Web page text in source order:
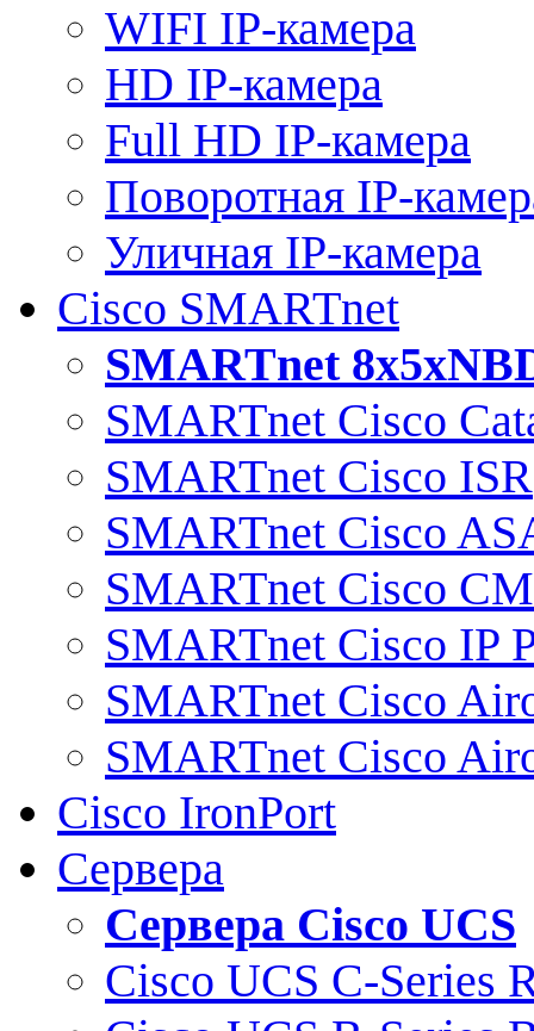
WIFI IP-камера
HD IP-камера
Full HD IP-камера
Поворотная IP-
Уличная IP-камера
Cisco SMARTnet
SMARTnet
SMARTnet Cisco
SMARTnet Cisco ISR
SMARTnet Cisco
SMARTnet Cisco
SMARTnet Cisco IP
SMARTnet Cisco
SMARTnet Cisco
Cisco IronPort
Сервера
Сервера Cisco UCS
Cisco UCS C-Series